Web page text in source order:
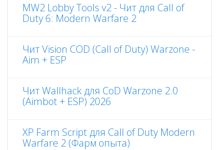
MW2 Lobby Tools v2 - Чит для Call of
Duty 6: Modern Warfare 2
Чит Vision COD (Call of Duty) Warzone -
Aim + ESP
Чит Wallhack для CoD Warzone 2.0
(Aimbot + ESP) 2026
XP Farm Script для Call of Duty Modern
Warfare 2 (Фарм опыта)